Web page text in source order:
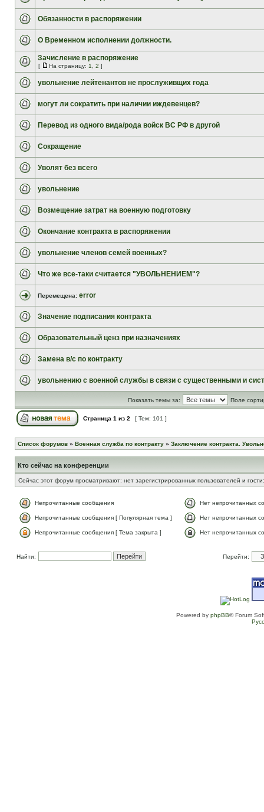
Обязанности в распоряжении
О Временном исполнении должности.
Зачисление в распоряжение
[ На страницу: 1 2 ]
увольнение лейтенантов не прослуживщих года
могут ли сократить при наличии иждевенцев?
Перевод из одного вида/рода войск ВС РФ в другой
Сокращение
Уволят без всего
увольнение
Возмещение затрат на военную подготовку
Окончание контракта в распоряжении
увольнение членов семей военных?
Что же все-таки считается "УВОЛЬНЕНИЕМ"?
Перемещена: error
Значение подписания контракта
Образовательный ценз при назначениях
Замена в/с по контракту
увольнению с военной службы в связи с существенными и
Показать темы за: Поле
Страница 1 из 2 [ Тем: 101 ]
Список форумов » Военная служба по контракту » Заключение контракта.
Кто сейчас на конференции
Сейчас этот форум просматривают: нет зарегистрированных пользователей и
Непрочитанные сообщения Нет непрочитанных
Непрочитанные сообщения [ Популярная тема ] Нет непрочитанных
Непрочитанные сообщения [ Тема закрыта ] Нет непрочитанных
Найти: Перейти:
Powered by phpBB® Forum